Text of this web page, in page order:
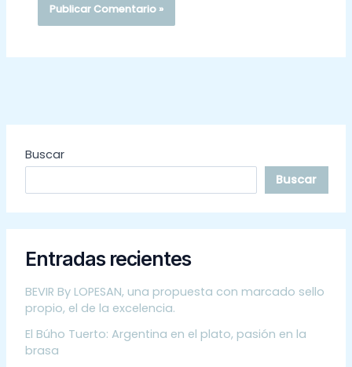
Buscar
Buscar
Entradas recientes
BEVIR By LOPESAN, una propuesta con marcado sello
propio, el de la excelencia.
El Búho Tuerto: Argentina en el plato, pasión en la
brasa